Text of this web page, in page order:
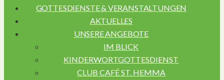
GOTTESDIENSTE & VERANSTALTUNGEN
AKTUELLES
UNSERE ANGEBOTE
IM BLICK
KINDERWORTGOTTESDIENST
CLUB CAFÉ ST. HEMMA